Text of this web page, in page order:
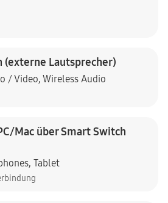
(externe Lautsprecher)
/ Video, Wireless Audio
Mac über Smart Switch
, Tablet